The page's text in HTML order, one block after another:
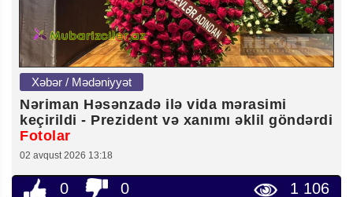
Xəbər / Mədəniyyət
Nəriman Həsənzadə ilə vida mərasimi
keçirildi - Prezident və xanımı əklil göndərdi
Fotolar
02 avqust 2026 13:18
0 0 1 106